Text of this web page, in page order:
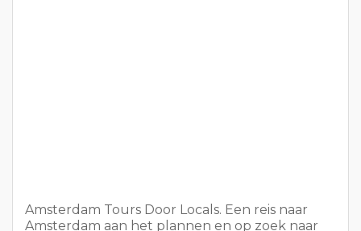
Amsterdam Tours Door Locals. Een reis naar
Amsterdam aan het plannen en op zoek naar